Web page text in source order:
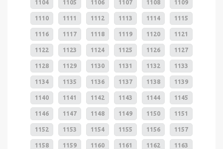
1104 1105 1106 1107 1108 1109
1110 1111 1112 1113 1114 1115
1116 1117 1118 1119 1120 1121
1122 1123 1124 1125 1126 1127
1128 1129 1130 1131 1132 1133
1134 1135 1136 1137 1138 1139
1140 1141 1142 1143 1144 1145
1146 1147 1148 1149 1150 1151
1152 1153 1154 1155 1156 1157
1158 1159 1160 1161 1162 1163